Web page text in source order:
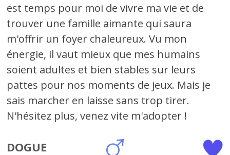
est temps pour moi de vivre ma vie et de
trouver une famille aimante qui saura
m'offrir un foyer chaleureux. Vu mon
énergie, il vaut mieux que mes humains
soient adultes et bien stables sur leurs
pattes pour nos moments de jeux. Mais je
sais marcher en laisse sans trop tirer.
N'hésitez plus, venez vite m'adopter !
DOGUE